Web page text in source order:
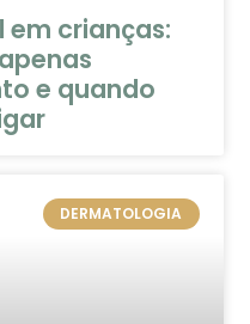
crianças:
e quando
DERMATOLOGIA